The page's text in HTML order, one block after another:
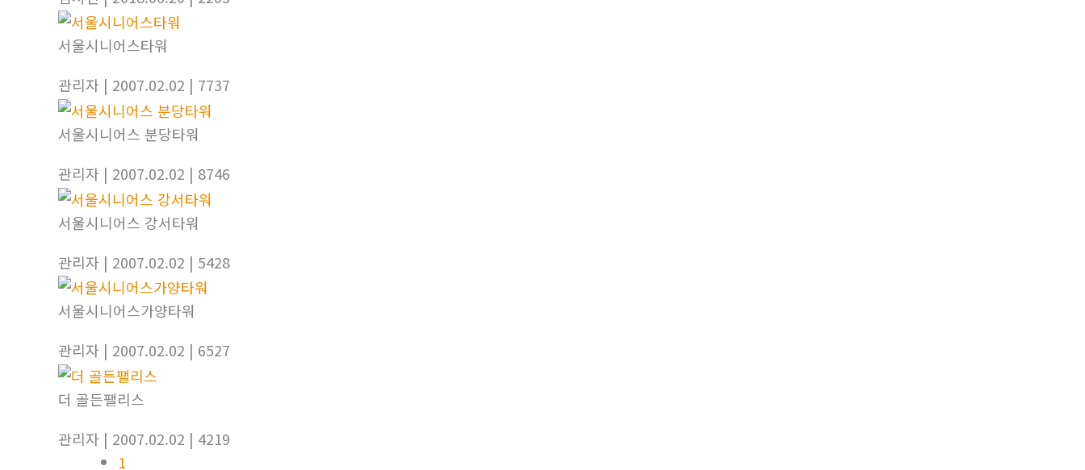
서울시니어스타워
관리자 | 2007.02.02 | 7737
서울시니어스 분당타워
관리자 | 2007.02.02 | 8746
서울시니어스 강서타워
관리자 | 2007.02.02 | 5428
서울시니어스가양타워
관리자 | 2007.02.02 | 6527
더 골든팰리스
관리자 | 2007.02.02 | 4219
1